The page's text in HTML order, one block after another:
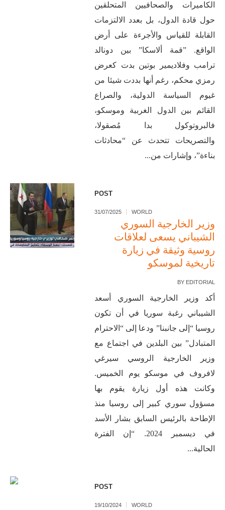
الكاميرات والصحافيين المتحلقين
حول قادة الدول، بل بعدد الالتزمات
القابلة للقياس والأجرءة على أرض
الواقع. ”قمة ألاسكا” بين دونالد
ترامب وفلاديمير بوتين بدت كعرض
رمزي محكم، رغم أنها بددت شيئا من
غيوم السياسة الدولية، والصراع
القائم بين الدول الغربية وموسكو،
فالبروتوكول بدا مُصقولا،
والتصريحات تتحدث عن “محادثات
بناءة”، وإشارات من...
POST
31/07/2025 WORLD
وزير الخارجية السوري
الشيباني يسعى لعلاقات
روسية وثيقة في زيارة
تاريخية لموسكو
BY EDITORIAL
أكد وزير الخارجية السوري أسعد
الشيباني رغبة سوريا في أن تكون
روسيا “إلى جانبنا” ودعا إلى “الاحترام
المتبادل” بين البلدين في اجتماع مع
وزير الخارجية الروسي سيرغي
لافروف في موسكو يوم الخميس.
وكانت هذه أول زيارة يقوم بها
مسؤول سوري كبير إلى روسيا منذ
الإطاحة بالرئيس السابق بشار الأسد
في ديسمبر 2024. “إن الفترة
الحالية...
POST
19/10/2024 WORLD